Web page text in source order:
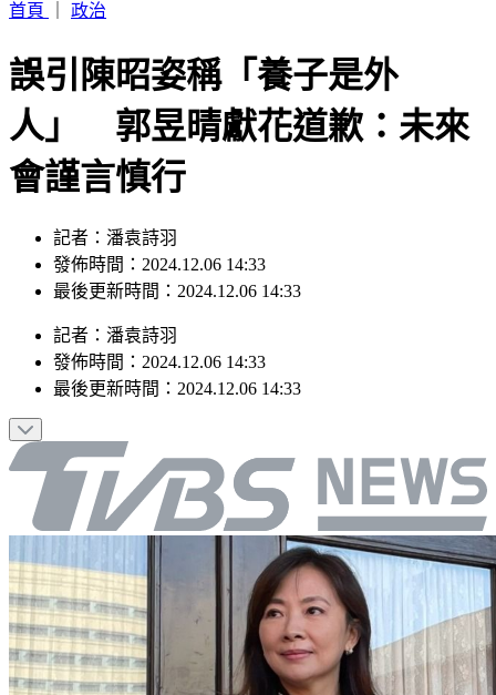
首頁
政治
誤引陳昭姿稱「養子是外
人」 郭昱晴獻花道歉：未來
會謹言慎行
記者：潘袁詩羽
發佈時間：2024.12.06 14:33
最後更新時間：2024.12.06 14:33
記者 ： 潘袁詩羽
發佈時間： 2024.12.06 14:33
最後更新時間： 2024.12.06 14:33